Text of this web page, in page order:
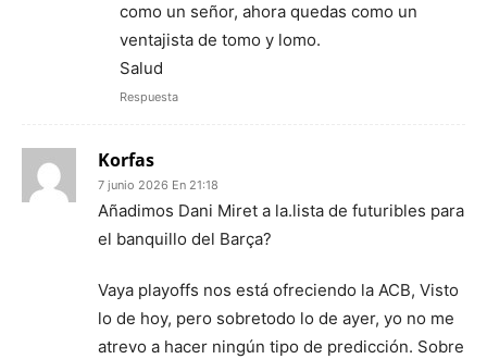
como un señor, ahora quedas como un
ventajista de tomo y lomo.
Salud
Respuesta
Korfas
7 junio 2026 En 21:18
Añadimos Dani Miret a la.lista de futuribles para
el banquillo del Barça?
Vaya playoffs nos está ofreciendo la ACB, Visto
lo de hoy, pero sobretodo lo de ayer, yo no me
atrevo a hacer ningún tipo de predicción. Sobre